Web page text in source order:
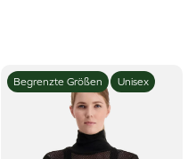
Begrenzte Größen Unisex